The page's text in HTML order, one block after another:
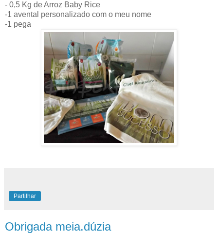
- 0,5 Kg de Arroz Baby Rice
-1 avental personalizado com o meu nome
-1 pega
Partilhar
Obrigada meia.dúzia